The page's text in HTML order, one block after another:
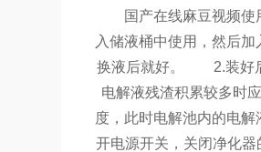
国产在线麻豆视频使
入储液桶中使用，然后
换液后就好。
2.装好后
电解液残渣积累较多时应
度，此时电解池内的电
开电源开关，关闭净化